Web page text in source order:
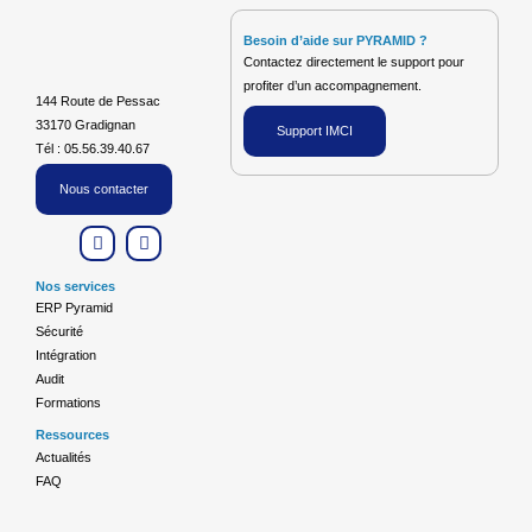
144 Route de Pessac
33170 Gradignan
Tél : 05.56.39.40.67
Nous contacter
L
i
n
k
e
n
F
a
c
Nos services
ERP Pyramid
Sécurité
Intégration
Audit
Formations
Ressources
Actualités
FAQ
Besoin d’aide sur PYRAMID ?
Contactez directement le support pour
profiter d’un accompagnement.
Support IMCI